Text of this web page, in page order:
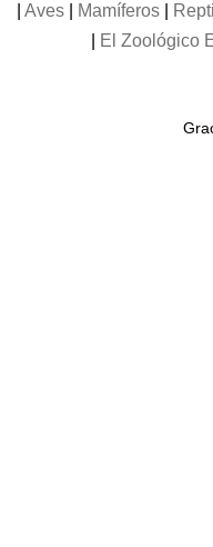
Aves| Mamíferos|
El Zoológico